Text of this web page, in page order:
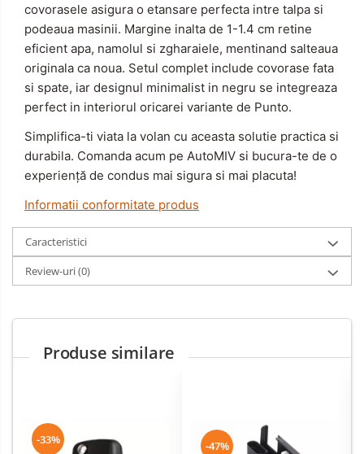
covorasele asigura o etansare perfecta intre talpa si
podeaua masinii. Margine inalta de 1-1.4 cm retine
eficient apa, namolul si zgharaiele, mentinand salteaua
originala ca noua. Setul complet include covorase fata
si spate, iar designul minimalist in negru se integreaza
perfect in interiorul oricarei variante de Punto.
Simplifica-ti viata la volan cu aceasta solutie practica si
durabila. Comanda acum pe AutoMIV si bucura-te de o
experiență de condus mai sigura si mai placuta!
Informatii conformitate produs
Caracteristici
Review-uri(0)
Produse similare
-33% -47%